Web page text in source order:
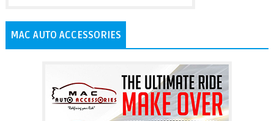
MAC AUTO ACCESSORIES